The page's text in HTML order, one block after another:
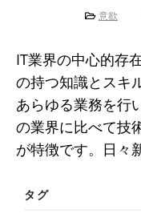
意欲
IT業界の中心的存
の持つ知識とスキ
あらゆる業務を行
の業界に比べて技
が特徴です。日々
タグ